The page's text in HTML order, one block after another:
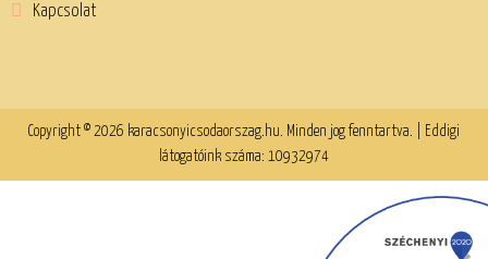
Kapcsolat
Copyright © 2026 karacsonyicsodaorszag.hu. Minden jog fenntartva. | Eddigi
látogatóink száma: 10932974